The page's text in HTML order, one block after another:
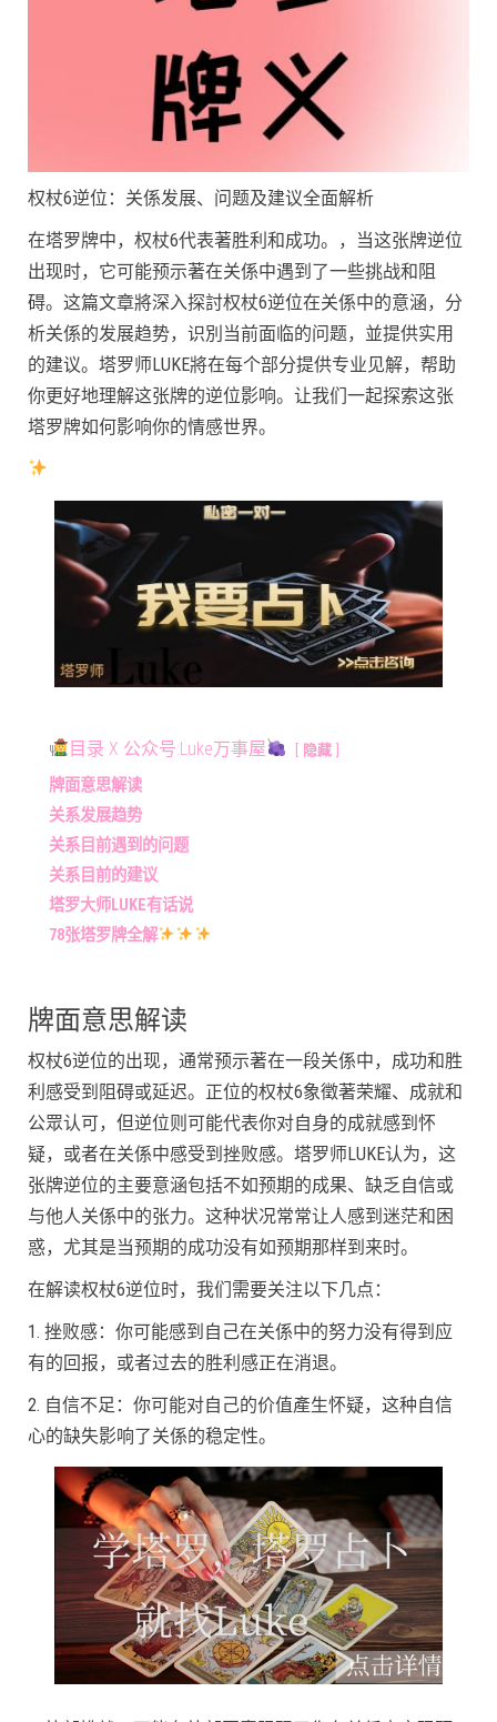
权杖6逆位：关係发展、问题及建议全面解析
在塔罗牌中，权杖6代表著胜利和成功。，当这张牌逆位
出现时，它可能预示著在关係中遇到了一些挑战和阻
碍。这篇文章將深入探討权杖6逆位在关係中的意涵，分
析关係的发展趋势，识別当前面临的问题，並提供实用
的建议。塔罗师LUKE將在每个部分提供专业见解，帮助
你更好地理解这张牌的逆位影响。让我们一起探索这张
塔罗牌如何影响你的情感世界。
目录 X 公众号:Luke万事屋 隐藏
牌面意思解读
关系发展趋势
关系目前遇到的问题
关系目前的建议
塔罗大师LUKE有话说
78张塔罗牌全解
牌面意思解读
权杖6逆位的出现，通常预示著在一段关係中，成功和胜
利感受到阻碍或延迟。正位的权杖6象徵著荣耀、成就和
公眾认可，但逆位则可能代表你对自身的成就感到怀
疑，或者在关係中感受到挫败感。塔罗师LUKE认为，这
张牌逆位的主要意涵包括不如预期的成果、缺乏自信或
与他人关係中的张力。这种状况常常让人感到迷茫和困
惑，尤其是当预期的成功没有如预期那样到来时。
在解读权杖6逆位时，我们需要关注以下几点：
1. 挫败感：你可能感到自己在关係中的努力没有得到应
有的回报，或者过去的胜利感正在消退。
2. 自信不足：你可能对自己的价值產生怀疑，这种自信
心的缺失影响了关係的稳定性。